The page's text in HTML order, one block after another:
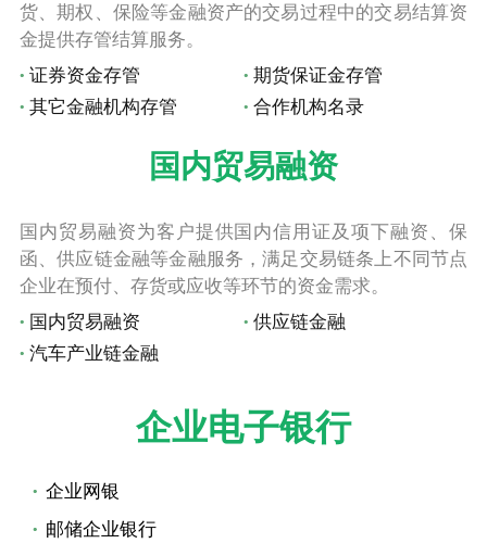
货、期权、保险等金融资产的交易过程中的交易结算资
金提供存管结算服务。
证券资金存管
期货保证金存管
其它金融机构存管
合作机构名录
国内贸易融资
国内贸易融资为客户提供国内信用证及项下融资、保
函、供应链金融等金融服务，满足交易链条上不同节点
企业在预付、存货或应收等环节的资金需求。
国内贸易融资
供应链金融
汽车产业链金融
企业电子银行
企业网银
邮储企业银行